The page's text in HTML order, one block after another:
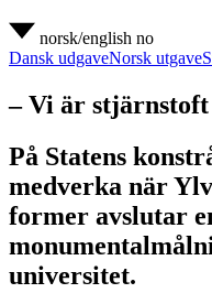
norsk/english no
Dansk udgaveNorsk utgave
– Vi är stjärnstoft
På Statens
medverka när
former avslutar
universitet.